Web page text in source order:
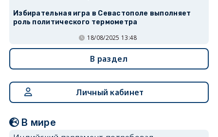
Избирательная игра в Севастополе выполняет
роль политического термометра
18/08/2025 13:48
В раздел
Личный кабинет
В мире